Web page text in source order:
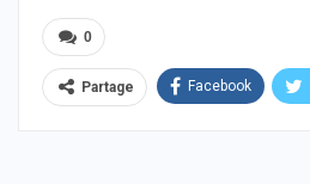
0
Partage Facebook